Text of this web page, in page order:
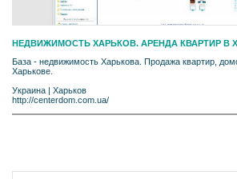
НЕДВИЖИМОСТЬ ХАРЬКОВ. АРЕНДА КВАРТИР В
База - недвижимость Харькова. Продажа квартир,
Харькове.
Украина | Харьков
http://centerdom.com.ua/